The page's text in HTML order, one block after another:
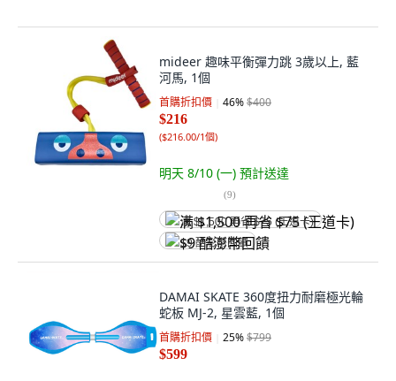
mideer 趣味平衡彈力跳 3歲以上, 藍
河馬, 1個
首購折扣價 46%$400
$216
($216.00/1個)
明天 8/10 (一) 預計送達
(9)
满 $1,500 再省 $75 (王道卡)
$9 酷澎幣回饋
DAMAI SKATE 360度扭力耐磨極光輪
蛇板 MJ-2, 星雲藍, 1個
首購折扣價 25%$799
$599